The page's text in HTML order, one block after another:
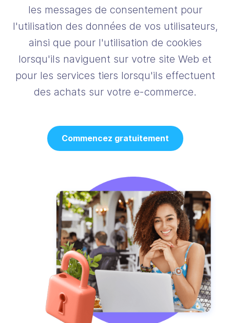
les messages de consentement pour
l'utilisation des données de vos utilisateurs,
ainsi que pour l'utilisation de cookies
lorsqu'ils naviguent sur votre site Web et
pour les services tiers lorsqu'ils effectuent
des achats sur votre e-commerce.
Commencez gratuitement